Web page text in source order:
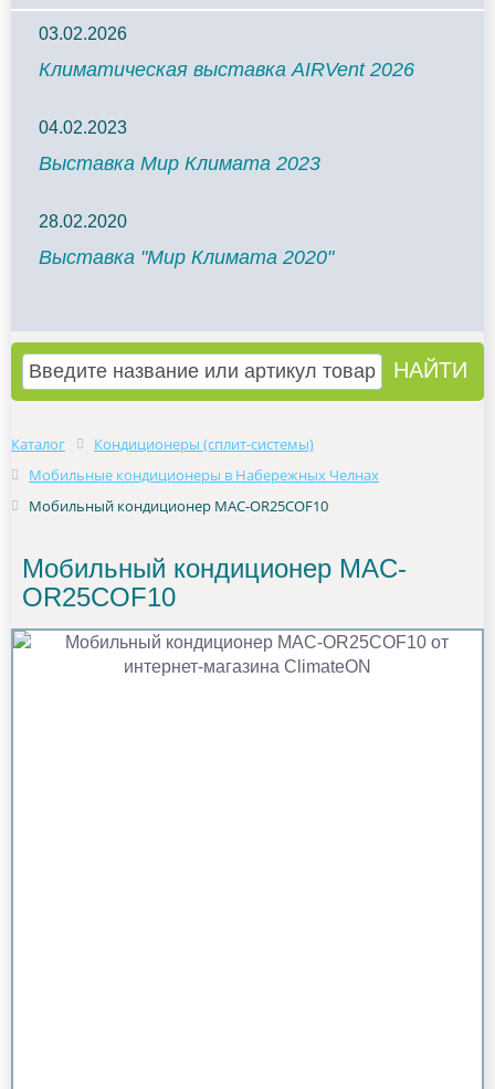
03.02.2026
Климатическая выставка AIRVent 2026
04.02.2023
Выставка Мир Климата 2023
28.02.2020
Выставка "Мир Климата 2020"
Каталог
Кондиционеры (сплит-системы)
Мобильные кондиционеры в Набережных Челнах
Мобильный кондиционер MAC-OR25COF10
Мобильный кондиционер MAC-
OR25COF10